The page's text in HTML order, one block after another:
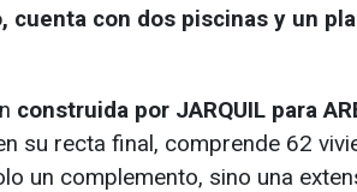
cuenta con dos piscinas y un
construida por JARQUIL para
su recta final, comprende 62
un complemento, sino una